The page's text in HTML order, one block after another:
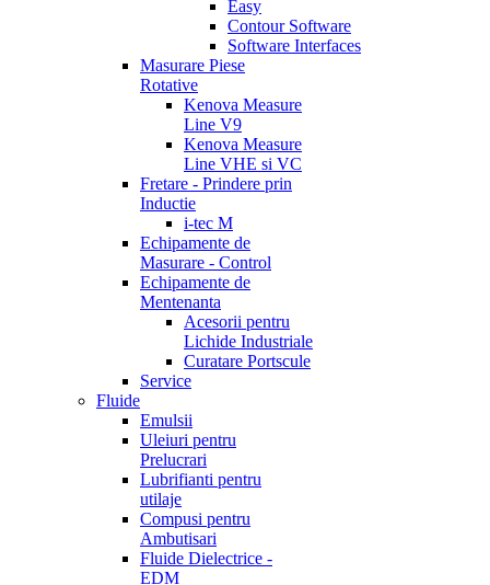
Easy
Contour Software
Software Interfaces
Masurare Piese
Rotative
Kenova Measure
Line V9
Kenova Measure
Line VHE si VC
Fretare - Prindere prin
Inductie
i-tec M
Echipamente de
Masurare - Control
Echipamente de
Mentenanta
Acesorii pentru
Lichide Industriale
Curatare Portscule
Service
Fluide
Emulsii
Uleiuri pentru
Prelucrari
Lubrifianti pentru
utilaje
Compusi pentru
Ambutisari
Fluide Dielectrice -
EDM